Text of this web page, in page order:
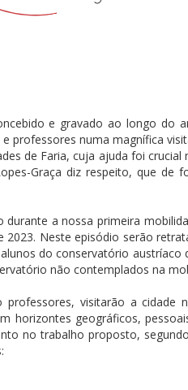
e gravado ao longo do
numa magnífica
de Faria, cuja ajuda foi
Graça diz respeito, que de
a nossa primeira
Neste episódio serão
do conservatório
não contemplados na
visitarão a
geográficos,
no trabalho proposto,